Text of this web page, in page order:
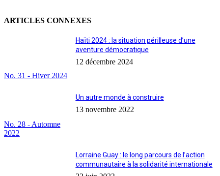
ARTICLES CONNEXES
No. 31 - Hiver 2024
Haïti 2024 : la situation périlleuse d’une
aventure démocratique
12 décembre 2024
No. 28 - Automne
2022
Un autre monde à construire
13 novembre 2022
Lorraine Guay : le long parcours de l’action
communautaire à la solidarité internationale